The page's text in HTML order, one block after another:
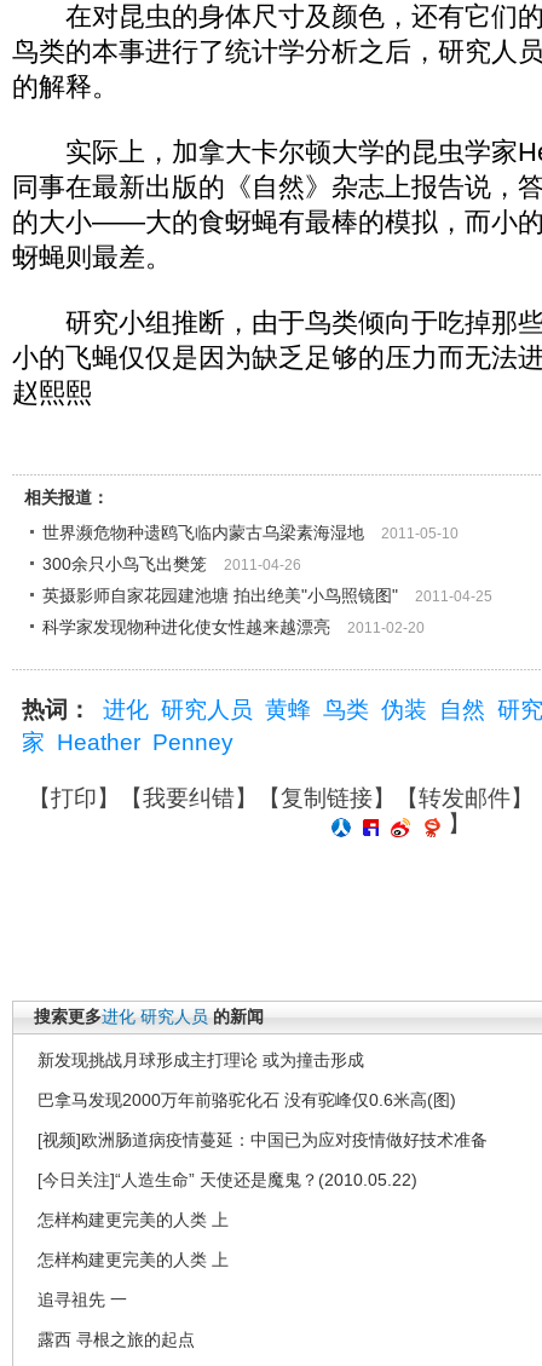
在对昆虫的身体尺寸及颜色，还有它们
鸟类的本事进行了统计学分析之后，研究人
的解释。
实际上，加拿大卡尔顿大学的昆虫学家
同事在最新出版的《自然》杂志上报告说，
的大小――大的食蚜蝇有最棒的模拟，而小
蚜蝇则最差。
研究小组推断，由于鸟类倾向于吃掉那
小的飞蝇仅仅是因为缺乏足够的压力而无法
赵熙熙
相关报道：
世界濒危物种遗鸥飞临内蒙古乌梁素海湿地
2011-05-10
300余只小鸟飞出樊笼 2011-04-26
英摄影师自家花园建池塘 拍出绝美"小鸟照镜图" 2011-04-25
科学家发现物种进化使女性越来越漂亮 2011-02-20
热词： 进化 研究人员 黄蜂 鸟类 伪装 自然 研
家 Heather Penney
【打印】【我要纠错】【复制链接】【转发邮件】
】
搜索更多进化 研究人员 的新闻
新发现挑战月球形成主打理论 或为撞击形成
巴拿马发现2000万年前骆驼化石 没有驼峰仅0.6米高(图)
[视频]欧洲肠道病疫情蔓延：中国已为应对疫情做好技术准备
[今日关注]“人造生命” 天使还是魔鬼？(2010.05.22)
怎样构建更完美的人类 上
怎样构建更完美的人类 上
追寻祖先 一
露西 寻根之旅的起点